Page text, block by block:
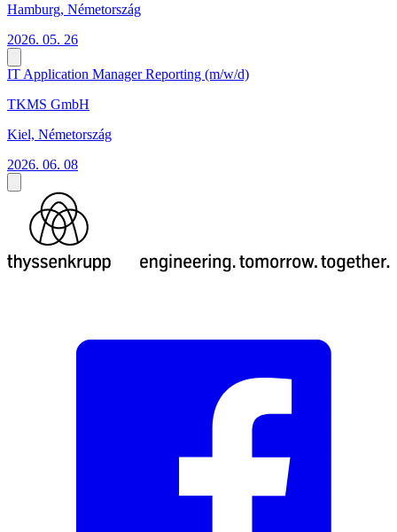
Hamburg, Németország
2026. 05. 26
IT Application Manager Reporting (m/w/d)
TKMS GmbH
Kiel, Németország
2026. 06. 08